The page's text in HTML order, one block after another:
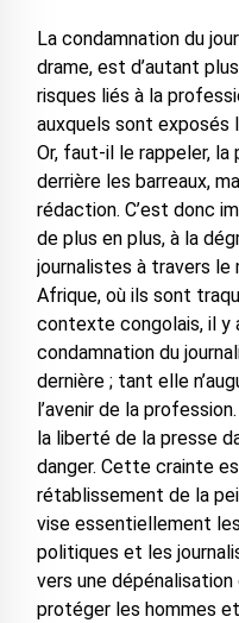
La condamnation du
drame, est d’autant
risques liés à la
auxquels sont exposés
Or, faut-il le rappeler, la
derrière les barreaux,
rédaction. C’est donc
de plus en plus, à la
journalistes à travers le
Afrique, où ils sont
contexte congolais, il
condamnation du
dernière ; tant elle
l’avenir de la
la liberté de la presse
danger. Cette crainte
rétablissement de la
vise essentiellement
politiques et les
vers une
protéger les hommes